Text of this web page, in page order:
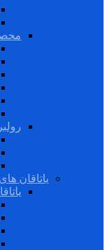
یاتاقان